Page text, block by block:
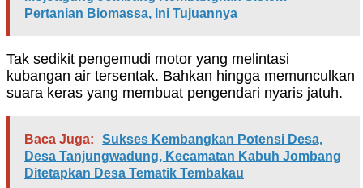
Pertanian Biomassa, Ini Tujuannya
Tak sedikit pengemudi motor yang melintasi
kubangan air tersentak. Bahkan hingga memunculkan
suara keras yang membuat pengendari nyaris jatuh.
Baca Juga:
Sukses Kembangkan Potensi Desa,
Desa Tanjungwadung, Kecamatan Kabuh Jombang
Ditetapkan Desa Tematik Tembakau